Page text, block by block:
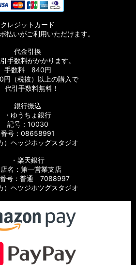
クレジットカード
払いがご利用いただけます。
代金引換
手数料がかかります。
手数料 840円
円（税抜）以上の購入で
代引手数料無料！
銀行振込
・ゆうちょ銀行
記号：10030
番号：08658991
）ヘッジホッグスタジオ
・楽天銀行
名：第一営業支店
号：普通 7088997
）ヘツジホツグスタジオ